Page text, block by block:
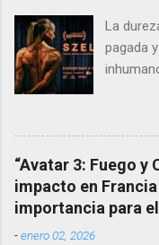
La
pagada
y Anna
la
que se
“Avatar 3: Fuego y
impacto en Francia
importancia para
-enero 02, 2026